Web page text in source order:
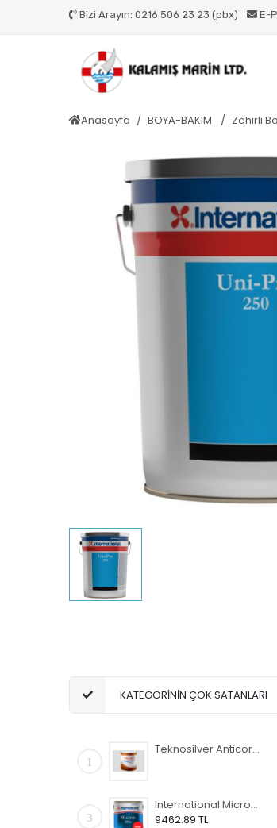
Bizi Arayın: 0216 506 23 23 (pbx) E-
Anasayfa BOYA-BAKIM Zehirli
KATEGORİNİN ÇOK SATANLARI
1
Teknosilver Anticorrosive Primer
3
International Micron 350
9462.89 TL